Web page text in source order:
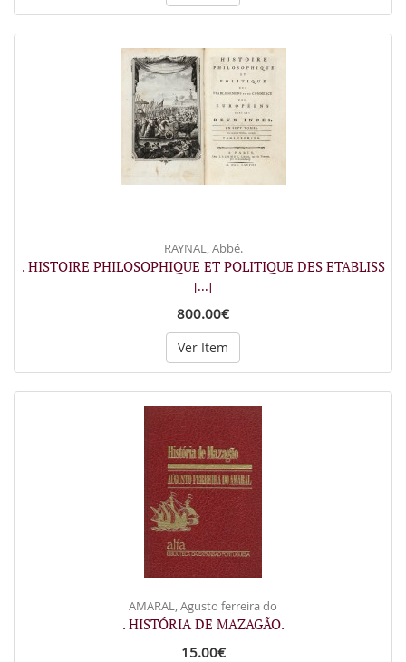
RAYNAL, Abbé.
. HISTOIRE PHILOSOPHIQUE ET POLITIQUE DES ETABLISS
[...]
800.00€
Ver Item
AMARAL, Agusto ferreira do
. HISTÓRIA DE MAZAGÃO.
15.00€